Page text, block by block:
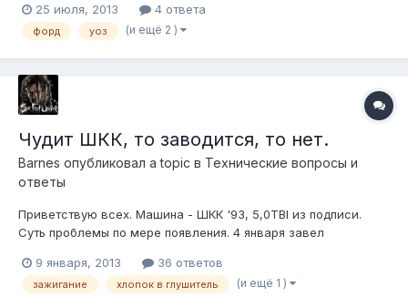
http://www.orionspb.ru/strobo/839/ в плюсах, цена 550-600
рублей, не надо цеплять к катушке, только к аккуму и к
25 июля, 2013 4 ответа
форд уоз (и ещё 2 )
Чудит ШКК, то заводится, то нет.
Barnes опубликовал a topic в Технические вопросы и
ответы
Приветствую всех. Машина - ШКК '93, 5,0TBI из подписи.
Суть проблемы по мере появления. 4 января завел
подъемах круиз-контроль стал, как полагается, прибавлять
газку, а машина начала дергаться. Но доехал, проводил,
9 января, 2013 36 ответов
зажигание хлопок в глушитель (и ещё 1 )